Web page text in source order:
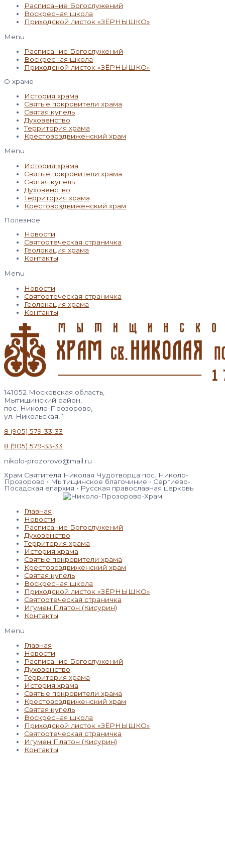
Расписание Богослужений
Воскресная школа
Приходской листок «ЗЁРНЫШКО»
Menu
Расписание Богослужений
Воскресная школа
Приходской листок «ЗЁРНЫШКО»
О храме
История храма
Святые покровители храма
Святая купель
Духовенство
Территория храма
Крестовоздвиженский храм
Menu
История храма
Святые покровители храма
Святая купель
Духовенство
Территория храма
Крестовоздвиженский храм
Полезное
Новости
Святоотеческая страничка
Геолокация храма
Контакты
Menu
Новости
Святоотеческая страничка
Геолокация храма
Контакты
141052 Московская область,
Мытищинский район,
пос. Николо-Прозорово,
ул. Никольская, 1
8 (905) 579-33-33
8 (905) 579-33-33
nikolo-prozorovo@mail.ru
Храм Святителя Николая Чудотворца пос. Николо-
Прозорово • Мытищинское благочиние • Сергиево-
Посадская епархия • Русская православная церковь
Главная
Новости
Расписание Богослужений
Духовенство
Территория храма
История храма
Святые покровители храма
Крестовоздвиженский храм
Святая купель
Воскресная школа
Приходской листок «ЗЁРНЫШКО»
Святоотеческая страничка
Игумен Платон (Кисурин)
Контакты
Menu
Главная
Новости
Расписание Богослужений
Духовенство
Территория храма
История храма
Святые покровители храма
Крестовоздвиженский храм
Святая купель
Воскресная школа
Приходской листок «ЗЁРНЫШКО»
Святоотеческая страничка
Игумен Платон (Кисурин)
Контакты